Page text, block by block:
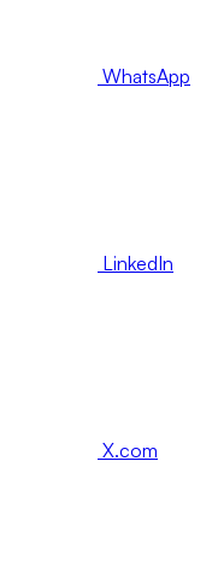
WhatsApp
LinkedIn
X.com